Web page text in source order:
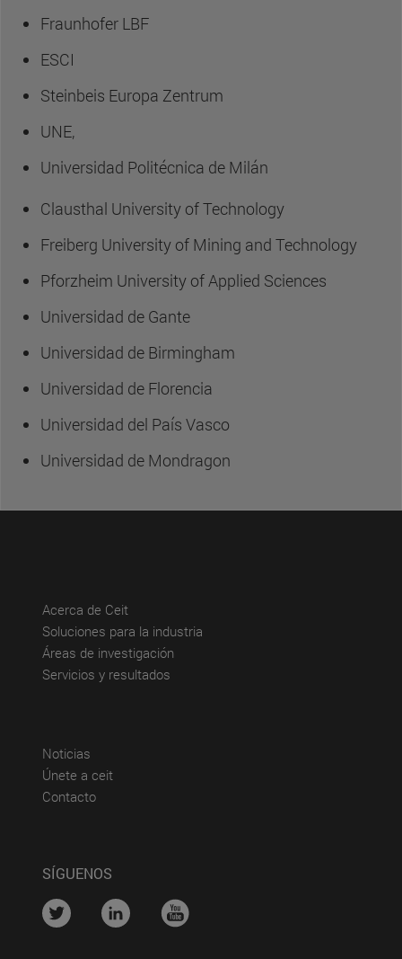
Fraunhofer LBF
ESCI
Steinbeis Europa Zentrum
UNE,
Universidad Politécnica de Milán
Clausthal University of Technology
Freiberg University of Mining and Technology
Pforzheim University of Applied Sciences
Universidad de Gante
Universidad de Birmingham
Universidad de Florencia
Universidad del País Vasco
Universidad de Mondragon
Acerca de Ceit(abre en nueva ventana)
Soluciones para la industria
Áreas de investigación
Servicios y resultados
Noticias
Únete a ceit(abre en nueva ventana)
Contacto(abre en nueva ventana)
SÍGUENOS
.... .... ....